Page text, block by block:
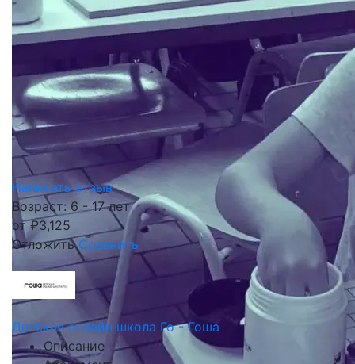
Написать отзыв
Возраст: 6 - 17 лет
от₽3,125
Отложить Сравнить
Детская онлайн школа Го - Гоша
Описание